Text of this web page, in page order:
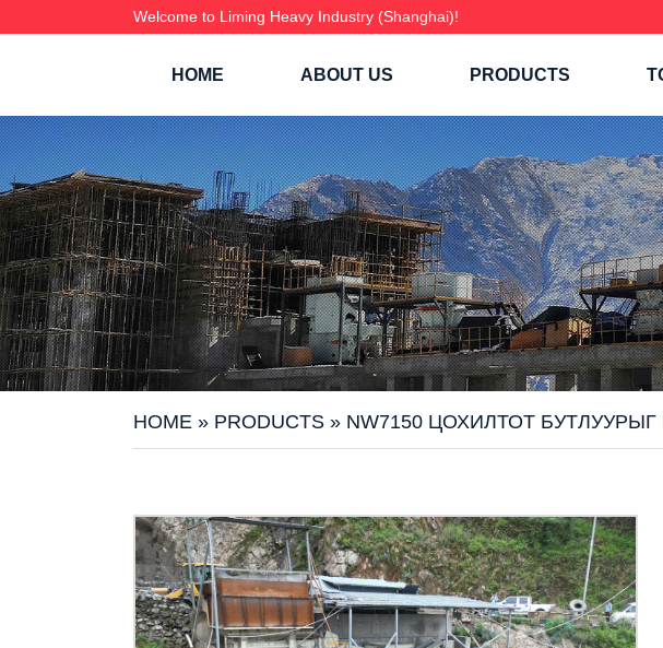
Welcome to Liming Heavy Industry (Shanghai)!
HOME ABOUT US PRODUCTS
HOME » PRODUCTS » NW7150 ЦОХИЛТОТ